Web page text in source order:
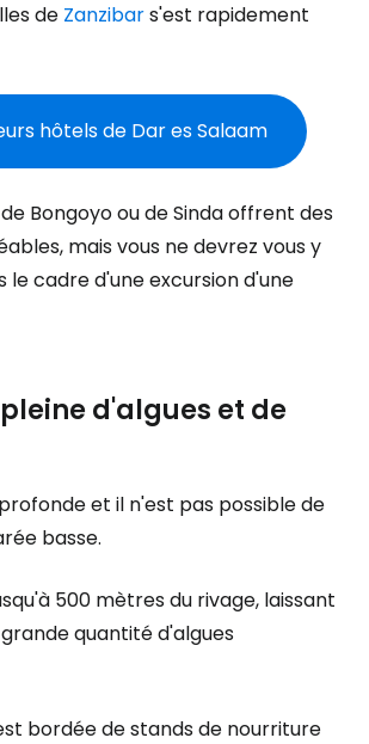
de Zanzibars'est rapidement
hôtels de Dar es Salaam
de Bongoyo ou de Sinda offrent des
mais vous ne devrez vous y
le cadre d'une excursion d'une
d'algues et de
et il n'est pas possible de
basse.
500 mètres du rivage, laissant
quantité d'algues
bordée de stands de nourriture